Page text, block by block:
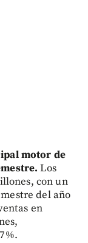
motor de
Los
con un
del año
en